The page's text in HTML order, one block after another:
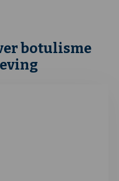
botulisme